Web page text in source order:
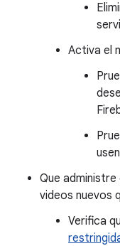
Activa el
Que
videos nuevos
Verifica